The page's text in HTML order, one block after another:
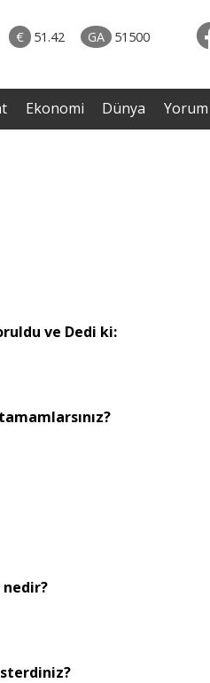
€ 51.42 GA 51500
• Gannuşi'nin
Ekonomi Dünya
ve Dedi ki: